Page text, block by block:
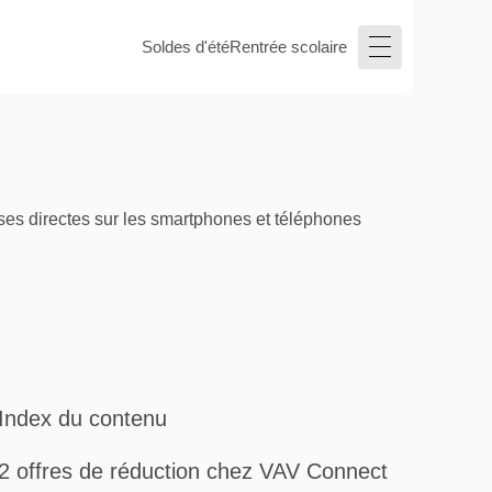
Soldes d'étéRentrée scolaire
directes sur les smartphones et téléphones
Index du contenu
2 offres de réduction chez VAV Connect